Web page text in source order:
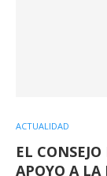
ACTUALIDAD
EL
APOYO A LA